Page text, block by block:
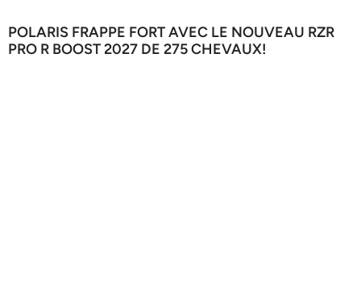
POLARIS FRAPPE FORT AVEC LE NOUVEAU RZR
PRO R BOOST 2027 DE 275 CHEVAUX!